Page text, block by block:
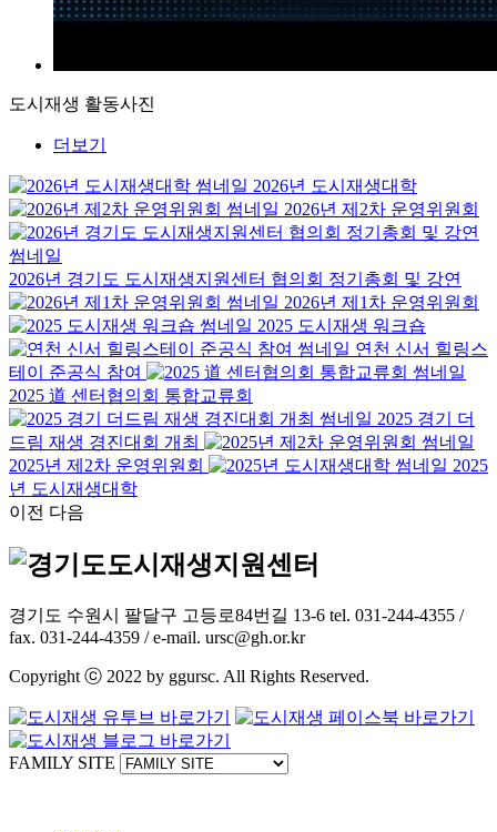
도시재생 활동사진
더보기
2026년 도시재생대학
2026년 제2차 운영위원회
2026년 경기도 도시재생지원센터 협의회 정기총회 및 강연
2026년 제1차 운영위원회
2025 도시재생 워크숍
연천 신서 힐링스
테이 준공식 참여
2025 道 센터협의회 통합교류회
2025 경기 더
드림 재생 경진대회 개최
2025년 제2차 운영위원회
2025
년 도시재생대학
이전 다음
경기도 수원시 팔달구 고등로84번길 13-6 tel. 031-244-4355 /
fax. 031-244-4359 / e-mail. ursc@gh.or.kr
Copyright ⓒ 2022 by ggursc. All Rights Reserved.
FAMILY SITE